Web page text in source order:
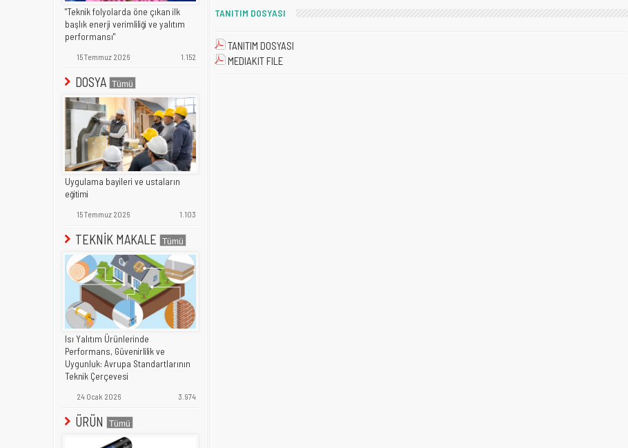
"Teknik folyolarda öne çıkan ilk
başlık enerji verimliliği ve yalıtım
performansı"
15 Temmuz 2026 1.152
DOSYA
Uygulama bayileri ve ustaların
eğitimi
15 Temmuz 2026 1.103
TEKNİK MAKALE
Isı Yalıtım Ürünlerinde
Performans, Güvenirlilik ve
Uygunluk: Avrupa Standartlarının
Teknik Çerçevesi
24 Ocak 2026 3.974
ÜRÜN
TANITIM DOSYASI
TANITIM DOSYASI
MEDIAKIT FILE